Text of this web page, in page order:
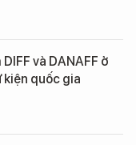
và DANAFF ở
kiện quốc gia